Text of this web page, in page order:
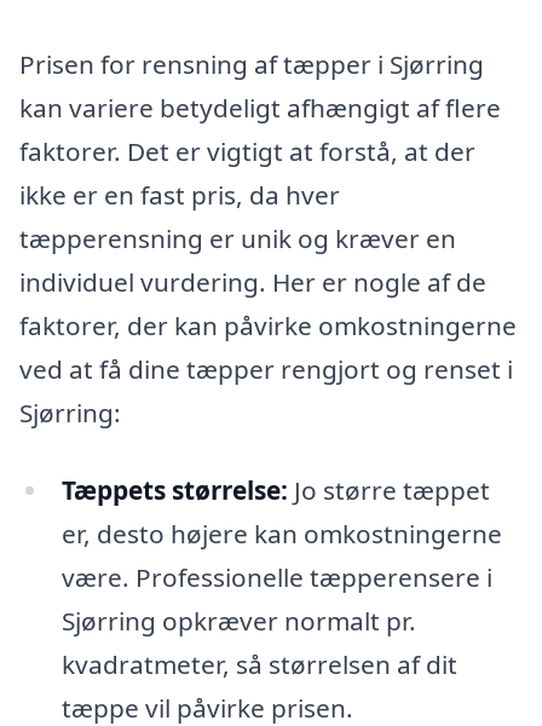
Prisen for rensning af tæpper i Sjørring
kan variere betydeligt afhængigt af flere
faktorer. Det er vigtigt at forstå, at der
ikke er en fast pris, da hver
tæpperensning er unik og kræver en
individuel vurdering. Her er nogle af de
faktorer, der kan påvirke omkostningerne
ved at få dine tæpper rengjort og renset i
Sjørring:
Tæppets størrelse: Jo større tæppet
er, desto højere kan omkostningerne
være. Professionelle tæpperensere i
Sjørring opkræver normalt pr.
kvadratmeter, så størrelsen af dit
tæppe vil påvirke prisen.